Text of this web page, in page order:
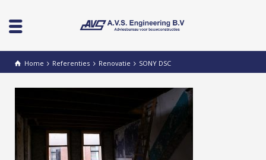
Home Referenties Renovatie SONY DSC